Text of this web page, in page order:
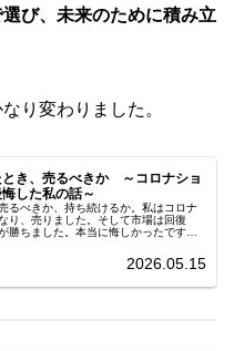
選び、未来のために積み立
り変わりました。
とき、売るべきか ～コロナショ
した私の話～
るべきか、持ち続けるか。私はコロナ
り、売りました。そして市場は回復
勝ちました。本当に悔しかったです。
2026.05.15